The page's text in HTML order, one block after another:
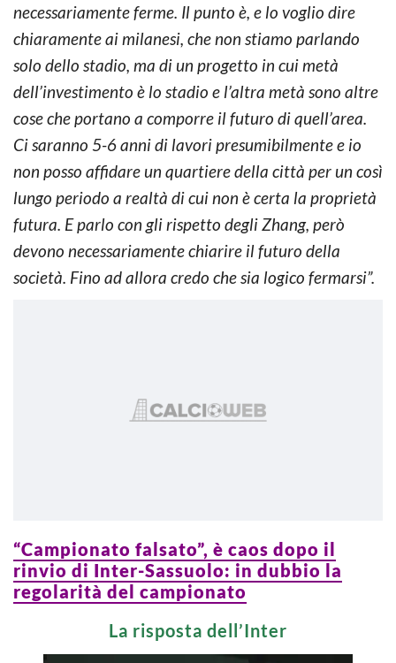
necessariamente ferme. Il punto è, e lo voglio dire
chiaramente ai milanesi, che non stiamo parlando
solo dello stadio, ma di un progetto in cui metà
dell’investimento è lo stadio e l’altra metà sono altre
cose che portano a comporre il futuro di quell’area.
Ci saranno 5-6 anni di lavori presumibilmente e io
non posso affidare un quartiere della città per un così
lungo periodo a realtà di cui non è certa la proprietà
futura. E parlo con gli rispetto degli Zhang, però
devono necessariamente chiarire il futuro della
società. Fino ad allora credo che sia logico fermarsi”.
“Campionato falsato”, è caos dopo il
rinvio di Inter-Sassuolo: in dubbio la
regolarità del campionato
La risposta dell’Inter